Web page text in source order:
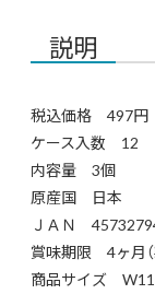
説明
税込価格 497円
ケース入数 12
内容量 3個
原産国 日本
ＪＡＮ
賞味期限 4ヶ月（
商品サイズ